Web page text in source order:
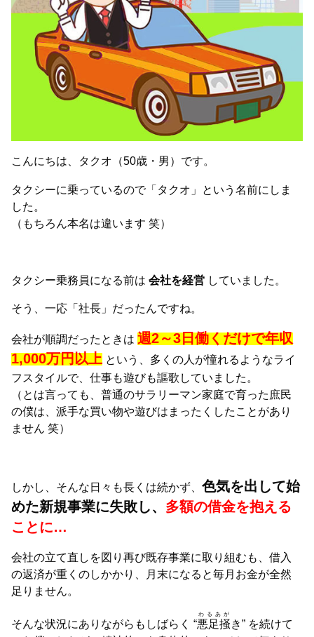
こんにちは、タクオ（50歳・男）です。
タクシーに乗っているので「タクオ」という名前にしま
した。
（もちろん本名は違います 笑）
タクシー乗務員になる前は会社を経営 していました。
そう、一応「社長」だったんですね。
会社が順調だったときは週2～3日働くだけで年収
1,000万円以上 という、多くの人が憧れるようなライ
フスタイルで、仕事も遊びも謳歌していました。
（とは言っても、普通のサラリーマン家庭で育った庶民
の僕は、派手な買い物や遊びはまったくしたことがあり
ません 笑）
しかし、そんな日々も長くは続かず、色気を出して始
めた新規事業に失敗し、 多額の借金を抱える
ことに…
会社の立て直しを図り再び既存事業に取り組むも、借入
の返済が重くのしかかり、月末になると毎月お金が全然
足りません。
そんな状況にありながらもしばらく “悪足掻
わるあが
き” を続けて